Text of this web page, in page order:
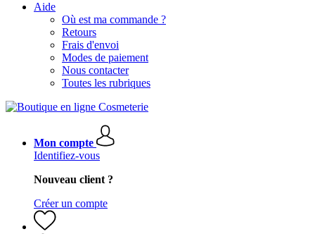
Aide
Où est ma commande ?
Retours
Frais d'envoi
Modes de paiement
Nous contacter
Toutes les rubriques
Mon compte
Identifiez-vous
Nouveau client ?
Créer un compte